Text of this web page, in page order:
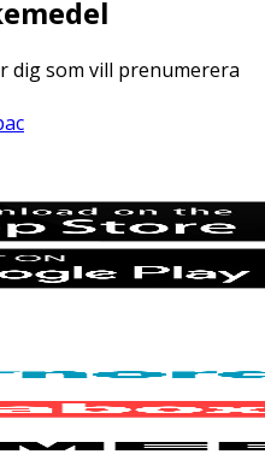
dig som vill prenumerera